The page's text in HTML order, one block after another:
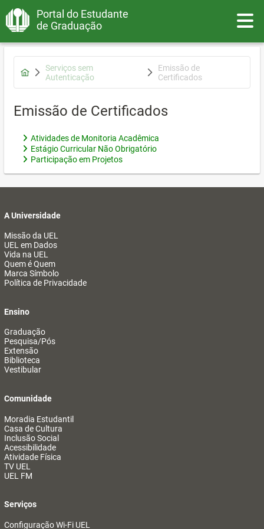
Portal do Estudante
de Graduação
Serviços sem
Autenticação
Emissão de
Certificados
Emissão de Certificados
Atividades de Monitoria Acadêmica
Estágio Curricular Não Obrigatório
Participação em Projetos
A Universidade
Missão da UEL
UEL em Dados
Vida na UEL
Quem é Quem
Marca Símbolo
Política de Privacidade
Ensino
Graduação
Pesquisa/Pós
Extensão
Biblioteca
Vestibular
Comunidade
Moradia Estudantil
Casa de Cultura
Inclusão Social
Acessibilidade
Atividade Física
TV UEL
UEL FM
Serviços
Configuração Wi-Fi UEL